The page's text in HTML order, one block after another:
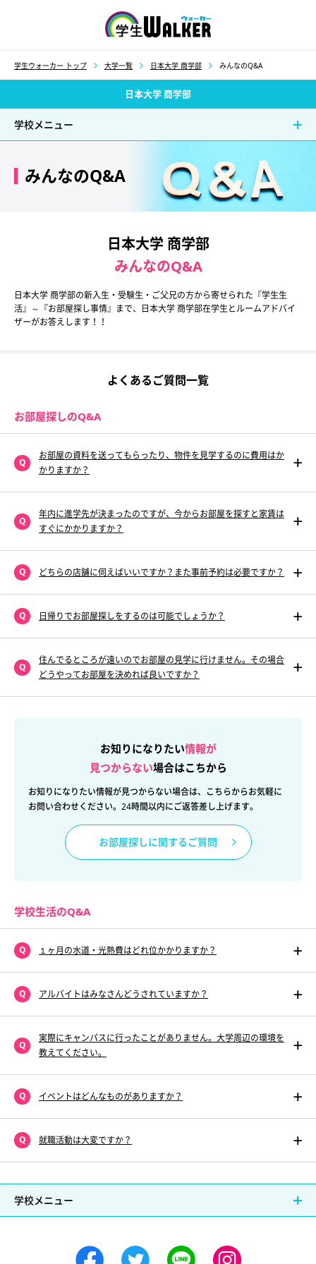
学生ウォーカー トップ 大学一覧 日本大学 商学部 みんなのQ&A
日本大学 商学部
学校メニュー
みんなのQ&A
日本大学 商学部
みんなのQ&A
日本大学 商学部の新入生・受験生・ご父兄の方から寄せられた『学生生
活』～『お部屋探し事情』まで、日本大学 商学部在学生とルームアドバイ
ザーがお答えします！！
よくあるご質問一覧
お部屋探しのQ&A
お部屋の資料を送ってもらったり、物件を見学するのに費用はか
かりますか？
年内に進学先が決まったのですが、今からお部屋を探すと家賃は
すぐにかかりますか？
どちらの店舗に伺えばいいですか？また事前予約は必要ですか？
日帰りでお部屋探しをするのは可能でしょうか？
住んでるところが遠いのでお部屋の見学に行けません。その場合
どうやってお部屋を決めれば良いですか？
お知りになりたい情報が
見つからない場合はこちから
お知りになりたい情報が見つからない場合は、こちらからお気軽に
お問い合わせください。24時間以内にご返答差し上げます。
お部屋探しに関するご質問
学校生活のQ&A
１ヶ月の水道・光熱費はどれ位かかりますか？
アルバイトはみなさんどうされていますか？
実際にキャンパスに行ったことがありません。大学周辺の環境を
教えてください。
イベントはどんなものがありますか？
就職活動は大変ですか？
学校メニュー